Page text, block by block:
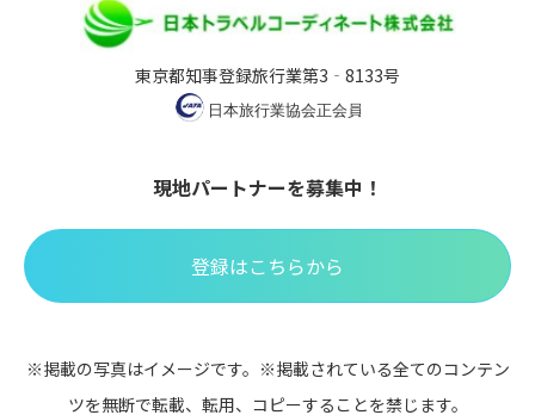
東京都知事登録旅行業第3‐8133号
現地パートナーを募集中！
登録はこちらから
※掲載の写真はイメージです。※掲載されている全てのコンテン
ツを無断で転載、転用、コピーすることを禁じます。